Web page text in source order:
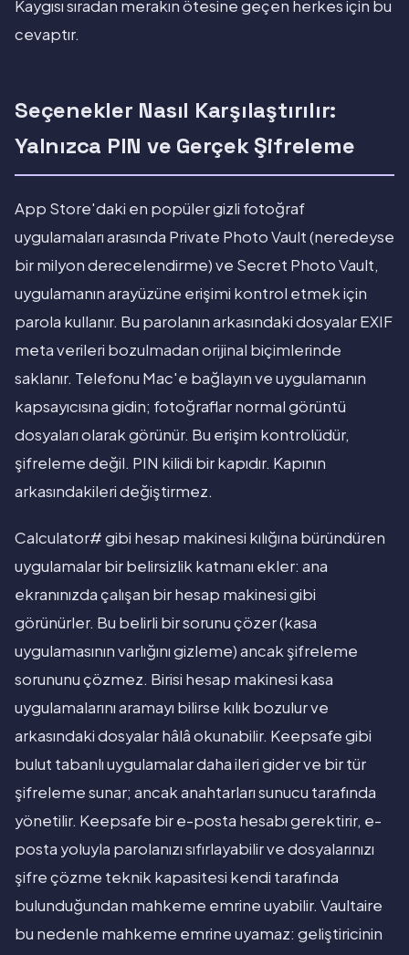
Kaygısı sıradan merakın ötesine geçen herkes için bu
cevaptır.
Seçenekler Nasıl Karşılaştırılır:
Yalnızca PIN ve Gerçek Şifreleme
App Store'daki en popüler gizli fotoğraf
uygulamaları arasında Private Photo Vault (neredeyse
bir milyon derecelendirme) ve Secret Photo Vault,
uygulamanın arayüzüne erişimi kontrol etmek için
parola kullanır. Bu parolanın arkasındaki dosyalar EXIF
meta verileri bozulmadan orijinal biçimlerinde
saklanır. Telefonu Mac'e bağlayın ve uygulamanın
kapsayıcısına gidin; fotoğraflar normal görüntü
dosyaları olarak görünür. Bu erişim kontrolüdür,
şifreleme değil. PIN kilidi bir kapıdır. Kapının
arkasındakileri değiştirmez.
Calculator# gibi hesap makinesi kılığına büründüren
uygulamalar bir belirsizlik katmanı ekler: ana
ekranınızda çalışan bir hesap makinesi gibi
görünürler. Bu belirli bir sorunu çözer (kasa
uygulamasının varlığını gizleme) ancak şifreleme
sorununu çözmez. Birisi hesap makinesi kasa
uygulamalarını aramayı bilirse kılık bozulur ve
arkasındaki dosyalar hâlâ okunabilir. Keepsafe gibi
bulut tabanlı uygulamalar daha ileri gider ve bir tür
şifreleme sunar; ancak anahtarları sunucu tarafında
yönetilir. Keepsafe bir e-posta hesabı gerektirir, e-
posta yoluyla parolanızı sıfırlayabilir ve dosyalarınızı
şifre çözme teknik kapasitesi kendi tarafında
bulunduğundan mahkeme emrine uyabilir. Vaultaire
bu nedenle mahkeme emrine uyamaz: geliştiricinin